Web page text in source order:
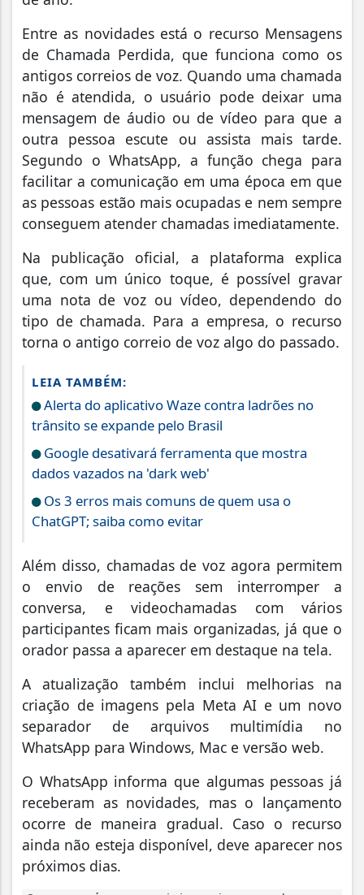
Entre as novidades está o recurso Mensagens
de Chamada Perdida, que funciona como os
antigos correios de voz. Quando uma chamada
não é atendida, o usuário pode deixar uma
mensagem de áudio ou de vídeo para que a
outra pessoa escute ou assista mais tarde.
Segundo o WhatsApp, a função chega para
facilitar a comunicação em uma época em que
as pessoas estão mais ocupadas e nem sempre
conseguem atender chamadas imediatamente.
Na publicação oficial, a plataforma explica
que, com um único toque, é possível gravar
uma nota de voz ou vídeo, dependendo do
tipo de chamada. Para a empresa, o recurso
torna o antigo correio de voz algo do passado.
LEIA TAMBÉM:
Alerta do aplicativo Waze contra ladrões no
trânsito se expande pelo Brasil
Google desativará ferramenta que mostra
dados vazados na 'dark web'
Os 3 erros mais comuns de quem usa o
ChatGPT; saiba como evitar
Além disso, chamadas de voz agora permitem
o envio de reações sem interromper a
conversa, e videochamadas com vários
participantes ficam mais organizadas, já que o
orador passa a aparecer em destaque na tela.
A atualização também inclui melhorias na
criação de imagens pela Meta AI e um novo
separador de arquivos multimídia no
WhatsApp para Windows, Mac e versão web.
O WhatsApp informa que algumas pessoas já
receberam as novidades, mas o lançamento
ocorre de maneira gradual. Caso o recurso
ainda não esteja disponível, deve aparecer nos
próximos dias.